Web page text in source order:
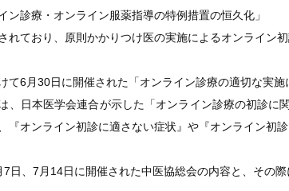
ン診療・オンライン服薬指導の特例措置の恒久化」
れており、原則かかりつけ医の実施によるオンライン
て6月30日に開催された「オンライン診療の適切な実
、日本医学会連合が示した「オンライン診療の初診に
『オンライン初診に適さない症状』や『オンライン初
7日、7月14日に開催された中医協総会の内容と、その